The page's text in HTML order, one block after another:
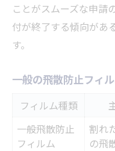
ことがスムーズな申請
付が終了する傾向があ
す。
一般の飛散防止フィ
フィルム種類
一般飛散防止
フィルム
割れ
の飛